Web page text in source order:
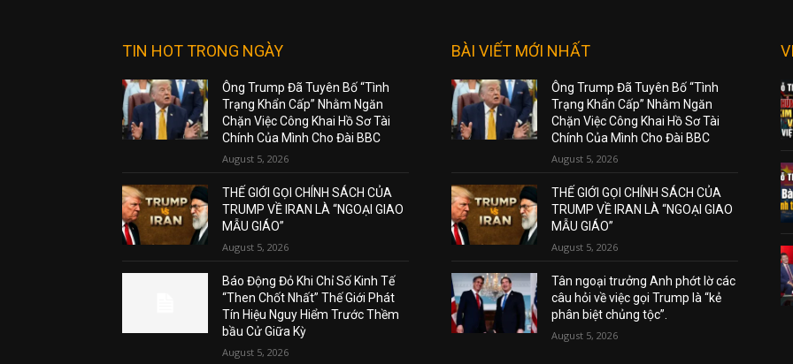
TIN HOT TRONG NGÀY
Ông Trump Đã Tuyên Bố “Tình
Trạng Khẩn Cấp” Nhằm Ngăn
Chặn Việc Công Khai Hồ Sơ Tài
Chính Của Mình Cho Đài BBC
August 5, 2026
THẾ GIỚI GỌI CHÍNH SÁCH CỦA
TRUMP VỀ IRAN LÀ “NGOẠI GIAO
MẪU GIÁO”
August 5, 2026
Báo Động Đỏ Khi Chỉ Số Kinh Tế
“Then Chốt Nhất” Thế Giới Phát
Tín Hiệu Nguy Hiểm Trước Thềm
bầu Cử Giữa Kỳ
August 5, 2026
BÀI VIẾT MỚI NHẤT
Ông Trump Đã Tuyên Bố “Tình
Trạng Khẩn Cấp” Nhằm Ngăn
Chặn Việc Công Khai Hồ Sơ Tài
Chính Của Mình Cho Đài BBC
August 5, 2026
THẾ GIỚI GỌI CHÍNH SÁCH CỦA
TRUMP VỀ IRAN LÀ “NGOẠI GIAO
MẪU GIÁO”
August 5, 2026
Tân ngoại trưởng Anh phớt lờ các
câu hỏi về việc gọi Trump là “kẻ
phân biệt chủng tộc”.
August 5, 2026